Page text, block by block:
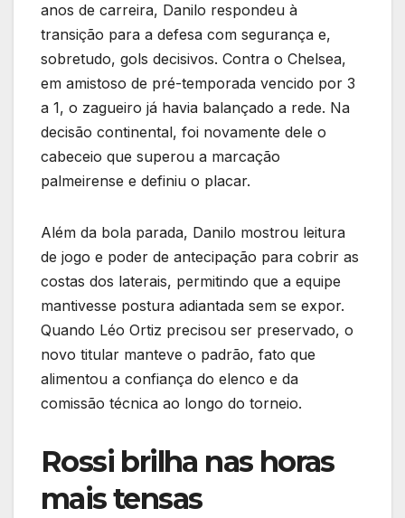
anos de carreira, Danilo respondeu à
transição para a defesa com segurança e,
sobretudo, gols decisivos. Contra o Chelsea,
em amistoso de pré-temporada vencido por 3
a 1, o zagueiro já havia balançado a rede. Na
decisão continental, foi novamente dele o
cabeceio que superou a marcação
palmeirense e definiu o placar.
Além da bola parada, Danilo mostrou leitura
de jogo e poder de antecipação para cobrir as
costas dos laterais, permitindo que a equipe
mantivesse postura adiantada sem se expor.
Quando Léo Ortiz precisou ser preservado, o
novo titular manteve o padrão, fato que
alimentou a confiança do elenco e da
comissão técnica ao longo do torneio.
Rossi brilha nas horas
mais tensas